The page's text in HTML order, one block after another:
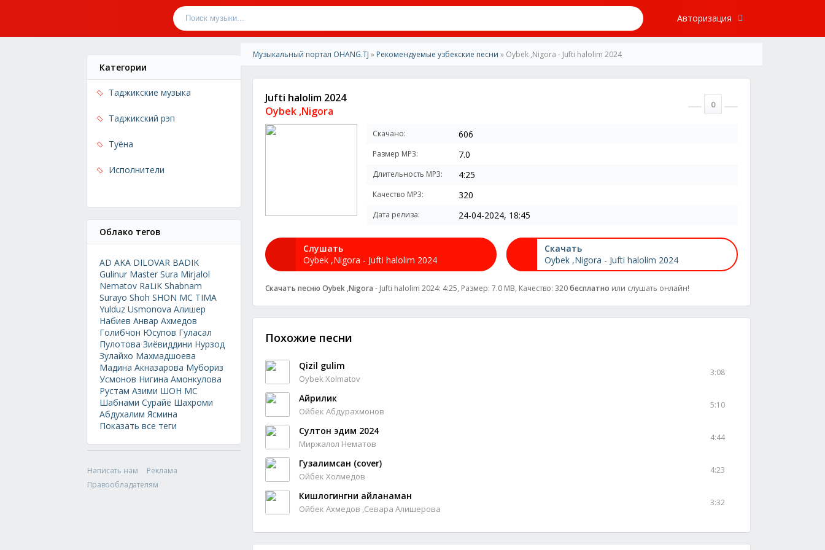
Авторизация
Категории
Таджикские музыка
Таджикский рэп
Туёна
Исполнители
Облако тегов
AD AKA DILOVAR BADIK
Gulinur Master Sura Mirjalol
Nematov RaLiK Shabnam
Surayo Shoh SHON MC TIMA
Yulduz Usmonova Алишер
Набиев Анвар Ахмедов
Голибчон Юсупов Гуласал
Пулотова Зиёвиддини Нурзод
Зулайхо Махмадшоева
Мадина Акназарова Мубориз
Усмонов Нигина Амонкулова
Рустам Азими ШОН МС
Шабнами Сурайё Шахроми
Абдухалим Ясмина
Показать все теги
Написать нам
Реклама
Правообладателям
Музыкальный портал OHANG.TJ » Рекомендуемые узбекские песни » Oybek ,Nigora - Jufti halolim 2024
Jufti halolim 2024
Oybek ,Nigora
0
Скачано: 606
Размер MP3: 7.0
Длительность MP3: 4:25
Качество MP3: 320
Дата релиза: 24-04-2024, 18:45
Слушать
Oybek ,Nigora - Jufti halolim 2024
Скачать
Oybek ,Nigora - Jufti halolim 2024
Скачать песню Oybek ,Nigora - Jufti halolim 2024: 4:25, Размер: 7.0 MB, Качество: 320бесплатно или слушать онлайн!
Похожие песни
Qizil gulim
Oybek Xolmatov
3:08
Айрилик
Ойбек Абдурахмонов
5:10
Султон эдим 2024
Миржалол Нематов
4:44
Гузалимсан (cover)
Ойбек Холмедов
4:23
Кишлогингни айланаман
Ойбек Ахмедов ,Севара Алишерова
3:32